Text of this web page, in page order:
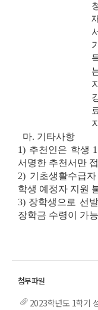
마. 기타사항
1) 추천인은 학생
서명한 추천서만
2) 기초생활수급
학생 예정자 지원
3) 장학생으로 선
장학금 수령이 가
2023학년도 1학기